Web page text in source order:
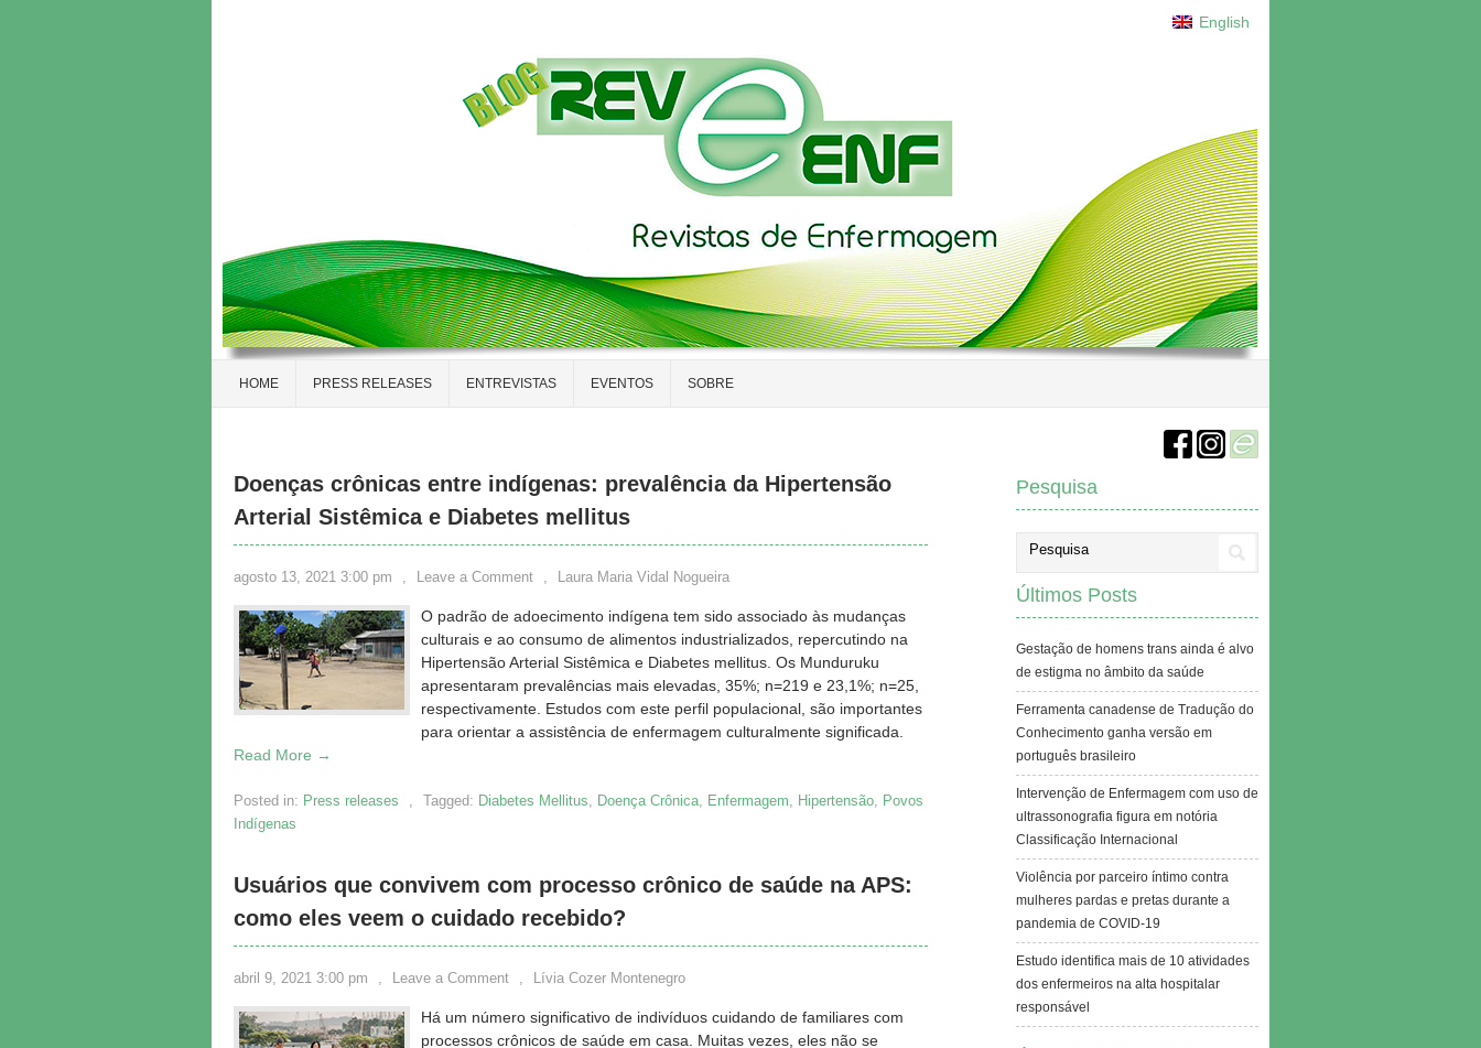
English
HOME PRESS RELEASES ENTREVISTAS EVENTOS SOBRE
Doenças crônicas entre indígenas: prevalência da Hipertensão
Arterial Sistêmica e Diabetes mellitus
agosto 13, 2021 3:00 pm , Leave a Comment , Laura Maria Vidal Nogueira
O padrão de adoecimento indígena tem sido associado às mudanças
culturais e ao consumo de alimentos industrializados, repercutindo na
Hipertensão Arterial Sistêmica e Diabetes mellitus. Os Munduruku
apresentaram prevalências mais elevadas, 35%; n=219 e 23,1%; n=25,
respectivamente. Estudos com este perfil populacional, são importantes
para orientar a assistência de enfermagem culturalmente significada.
Read More →
Posted in: Press releases , Tagged: Diabetes Mellitus, Doença Crônica, Enfermagem, Hipertensão, Povos
Indígenas
Usuários que convivem com processo crônico de saúde na APS:
como eles veem o cuidado recebido?
abril 9, 2021 3:00 pm , Leave a Comment , Lívia Cozer Montenegro
Há um número significativo de indivíduos cuidando de familiares com
processos crônicos de saúde em casa. Muitas vezes, eles não se
Pesquisa
Últimos Posts
Gestação de homens trans ainda é alvo
de estigma no âmbito da saúde
Ferramenta canadense de Tradução do
Conhecimento ganha versão em
português brasileiro
Intervenção de Enfermagem com uso de
ultrassonografia figura em notória
Classificação Internacional
Violência por parceiro íntimo contra
mulheres pardas e pretas durante a
pandemia de COVID-19
Estudo identifica mais de 10 atividades
dos enfermeiros na alta hospitalar
responsável